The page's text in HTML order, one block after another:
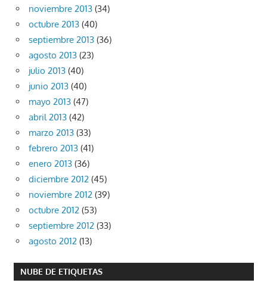
noviembre 2013 (34)
octubre 2013 (40)
septiembre 2013 (36)
agosto 2013 (23)
julio 2013 (40)
junio 2013 (40)
mayo 2013 (47)
abril 2013 (42)
marzo 2013 (33)
febrero 2013 (41)
enero 2013 (36)
diciembre 2012 (45)
noviembre 2012 (39)
octubre 2012 (53)
septiembre 2012 (33)
agosto 2012 (13)
NUBE DE ETIQUETAS